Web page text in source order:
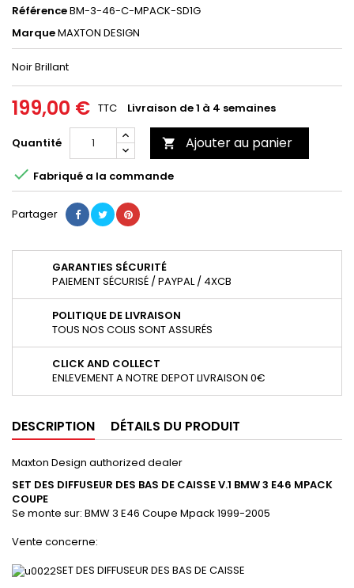
RéférenceBM-3-46-C-MPACK-SD1G
MarqueMAXTON DESIGN
Noir Brillant
199,00 € TTC Livraison de 1 à 4 semaines
Quantité  Ajouter au panier
 Fabriqué a la commande
Partager
GARANTIES SÉCURITÉ
PAIEMENT SÉCURISÉ / PAYPAL / 4XCB
POLITIQUE DE LIVRAISON
TOUS NOS COLIS SONT ASSURÉS
CLICK AND COLLECT
ENLEVEMENT A NOTRE DEPOT LIVRAISON 0€
DESCRIPTION DÉTAILS DU PRODUIT
Maxton Design authorized dealer
SET DES DIFFUSEUR DES BAS DE CAISSE V.1 BMW 3 E46 MPACK
COUPE
Se monte sur: BMW 3 E46 Coupe Mpack 1999-2005
Vente concerne:
SET DES DIFFUSEUR DES BAS DE CAISSE